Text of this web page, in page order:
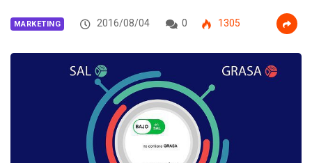
MARKETING 2016/08/04 0 1305